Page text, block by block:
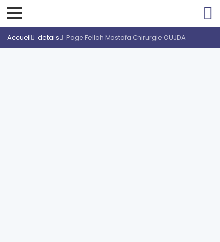
Accueil details Page Fellah Mostafa Chirurgie OUJDA